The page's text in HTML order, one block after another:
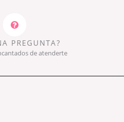
PREGUNTA?
de atenderte